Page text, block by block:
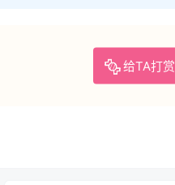
给TA打赏